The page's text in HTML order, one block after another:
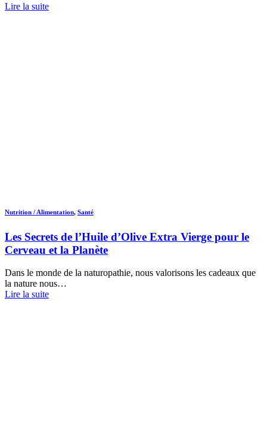
Lire la suite
Nutrition / Alimentation, Santé
Les Secrets de l’Huile d’Olive Extra Vierge pour le
Cerveau et la Planète
Dans le monde de la naturopathie, nous valorisons les cadeaux que
la nature nous…
Lire la suite